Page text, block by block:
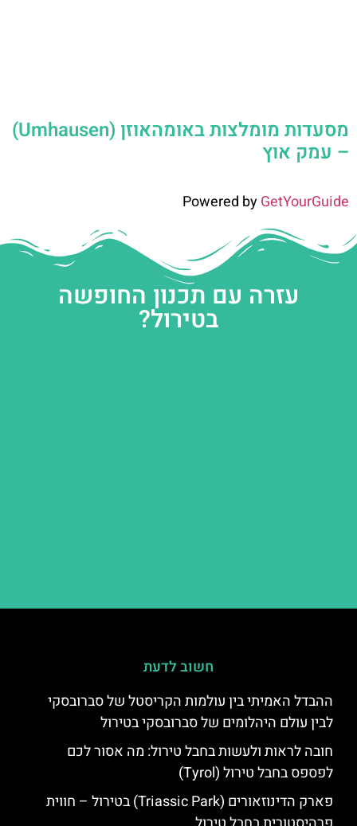
מסעדות מומלצות באומהאוזן (Umhausen)
– עמק אוץ
Powered byGetYourGuide
עזרה עם תכנון החופשה
בטירול?
חשוב לדעת
ההבדל האמיתי בין עולמות הקריסטל של סברובסקי
לבין עולם היהלומים של סברובסקי בטירול
חובה לראות ולעשות בחבל טירול: מה אסור לכם
לפספס בחבל טירול (Tyrol)
פארק הדינוזאורים (Triassic Park) בטירול – חווית